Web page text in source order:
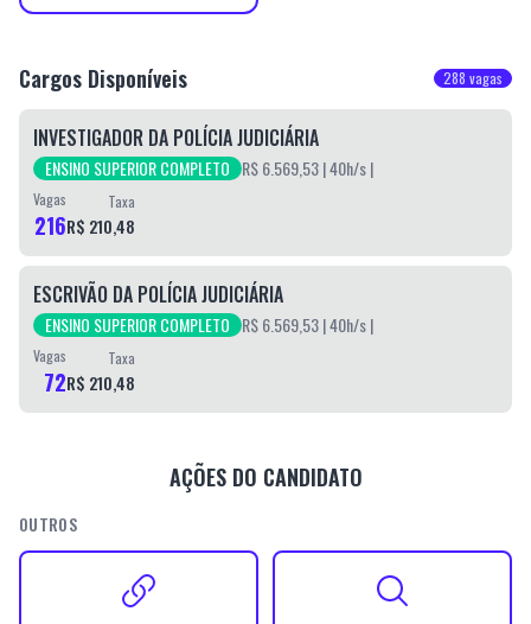
Cargos Disponíveis 288 vagas
INVESTIGADOR DA POLÍCIA JUDICIÁRIA
ENSINO SUPERIOR COMPLETO R$ 6.569,53| 40h/s|
Vagas
216
Taxa
R$ 210,48
ESCRIVÃO DA POLÍCIA JUDICIÁRIA
ENSINO SUPERIOR COMPLETO R$ 6.569,53| 40h/s|
Vagas
72
Taxa
R$ 210,48
AÇÕES DO CANDIDATO
OUTROS